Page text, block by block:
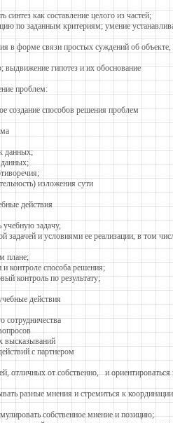
как составление целого из частей;
по заданным критериям; умение
в форме связи простых суждений об объекте,
выдвижение гипотез и их обоснование
проблем:
создание способов решения проблем
данных;
изложения сути
действия
учебную задачу,
задачей и условиями ее реализации, в том
плане;
контроле способа решения;
контроль по результату;
действия
сотрудничества
высказываний
с партнером
отличных от собственно, и ориентироваться
разные мнения и стремиться к координации
собственное мнение и позицию;